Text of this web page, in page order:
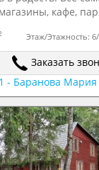
кафе,
Этаж/Этажность:
Заказать
- Баранова Мария